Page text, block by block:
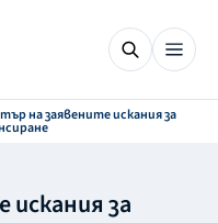
на заявените искания за
за